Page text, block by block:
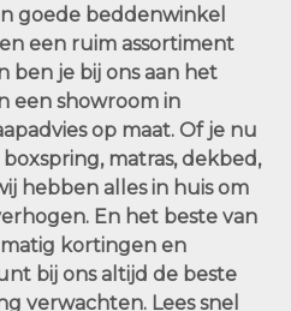
goede beddenwinkel
een ruim assortiment
ben je bij ons aan het
een showroom in
op maat. Of je nu
matras, dekbed,
hebben alles in huis om
En het beste van
kortingen en
bij ons altijd de beste
verwachten. Lees snel